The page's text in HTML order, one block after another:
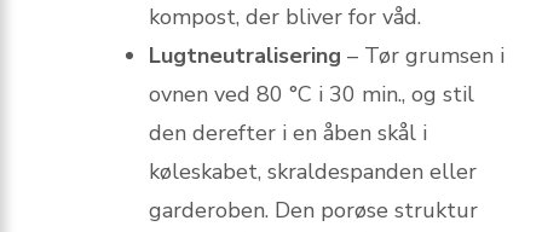
kompost, der bliver for våd.
Lugtneutralisering – Tør grumsen i
ovnen ved 80 °C i 30 min., og stil
den derefter i en åben skål i
køleskabet, skraldespanden eller
garderoben. Den porøse struktur